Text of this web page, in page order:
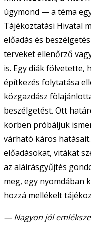
úgymond — a téma
Tájékoztatási Hivatal
előadás és
terveket ellenőrző
is. Egy diák fölvetette,
építkezés folytatása
közgazdász
beszélgetést. Ott
körben próbáljuk
várható káros
előadásokat, vitákat
az aláírásgyűjtés
meg, egy nyomdában
hozzá mellékelt
— Nagyon jól